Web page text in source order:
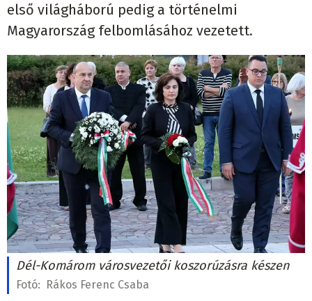
első világháború pedig a történelmi
Magyarország felbomlásához vezetett.
Dél-Komárom városvezetői koszorúzásra készen
Fotó: Rákos Ferenc Csaba